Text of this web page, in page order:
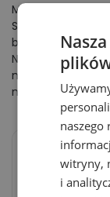
Modne swetry
Swetry rozpinane
bezrękawniki
Najmodniejsze
największych
najwyższą
Bluza z dlugim
raglanowym
witryny,
i